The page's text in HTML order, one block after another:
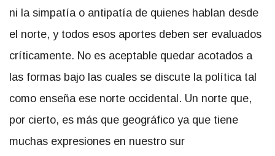
ni la simpatía o antipatía de quienes hablan desde
el norte, y todos esos aportes deben ser evaluados
críticamente. No es aceptable quedar acotados a
las formas bajo las cuales se discute la política tal
como enseña ese norte occidental. Un norte que,
por cierto, es más que geográfico ya que tiene
muchas expresiones en nuestro sur